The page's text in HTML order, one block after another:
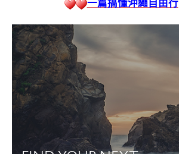
一篇搞懂沖繩自由行